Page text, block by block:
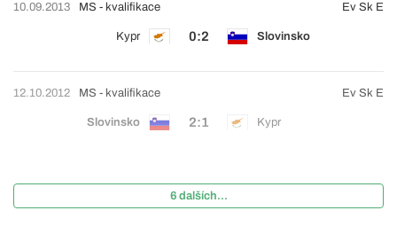
10.09.2013
Kypr 0:2 Slovinsko
MS - kvalifikace Ev Sk E
12.10.2012
Slovinsko 2:1 Kypr
MS - kvalifikace Ev Sk E
6 dalších...